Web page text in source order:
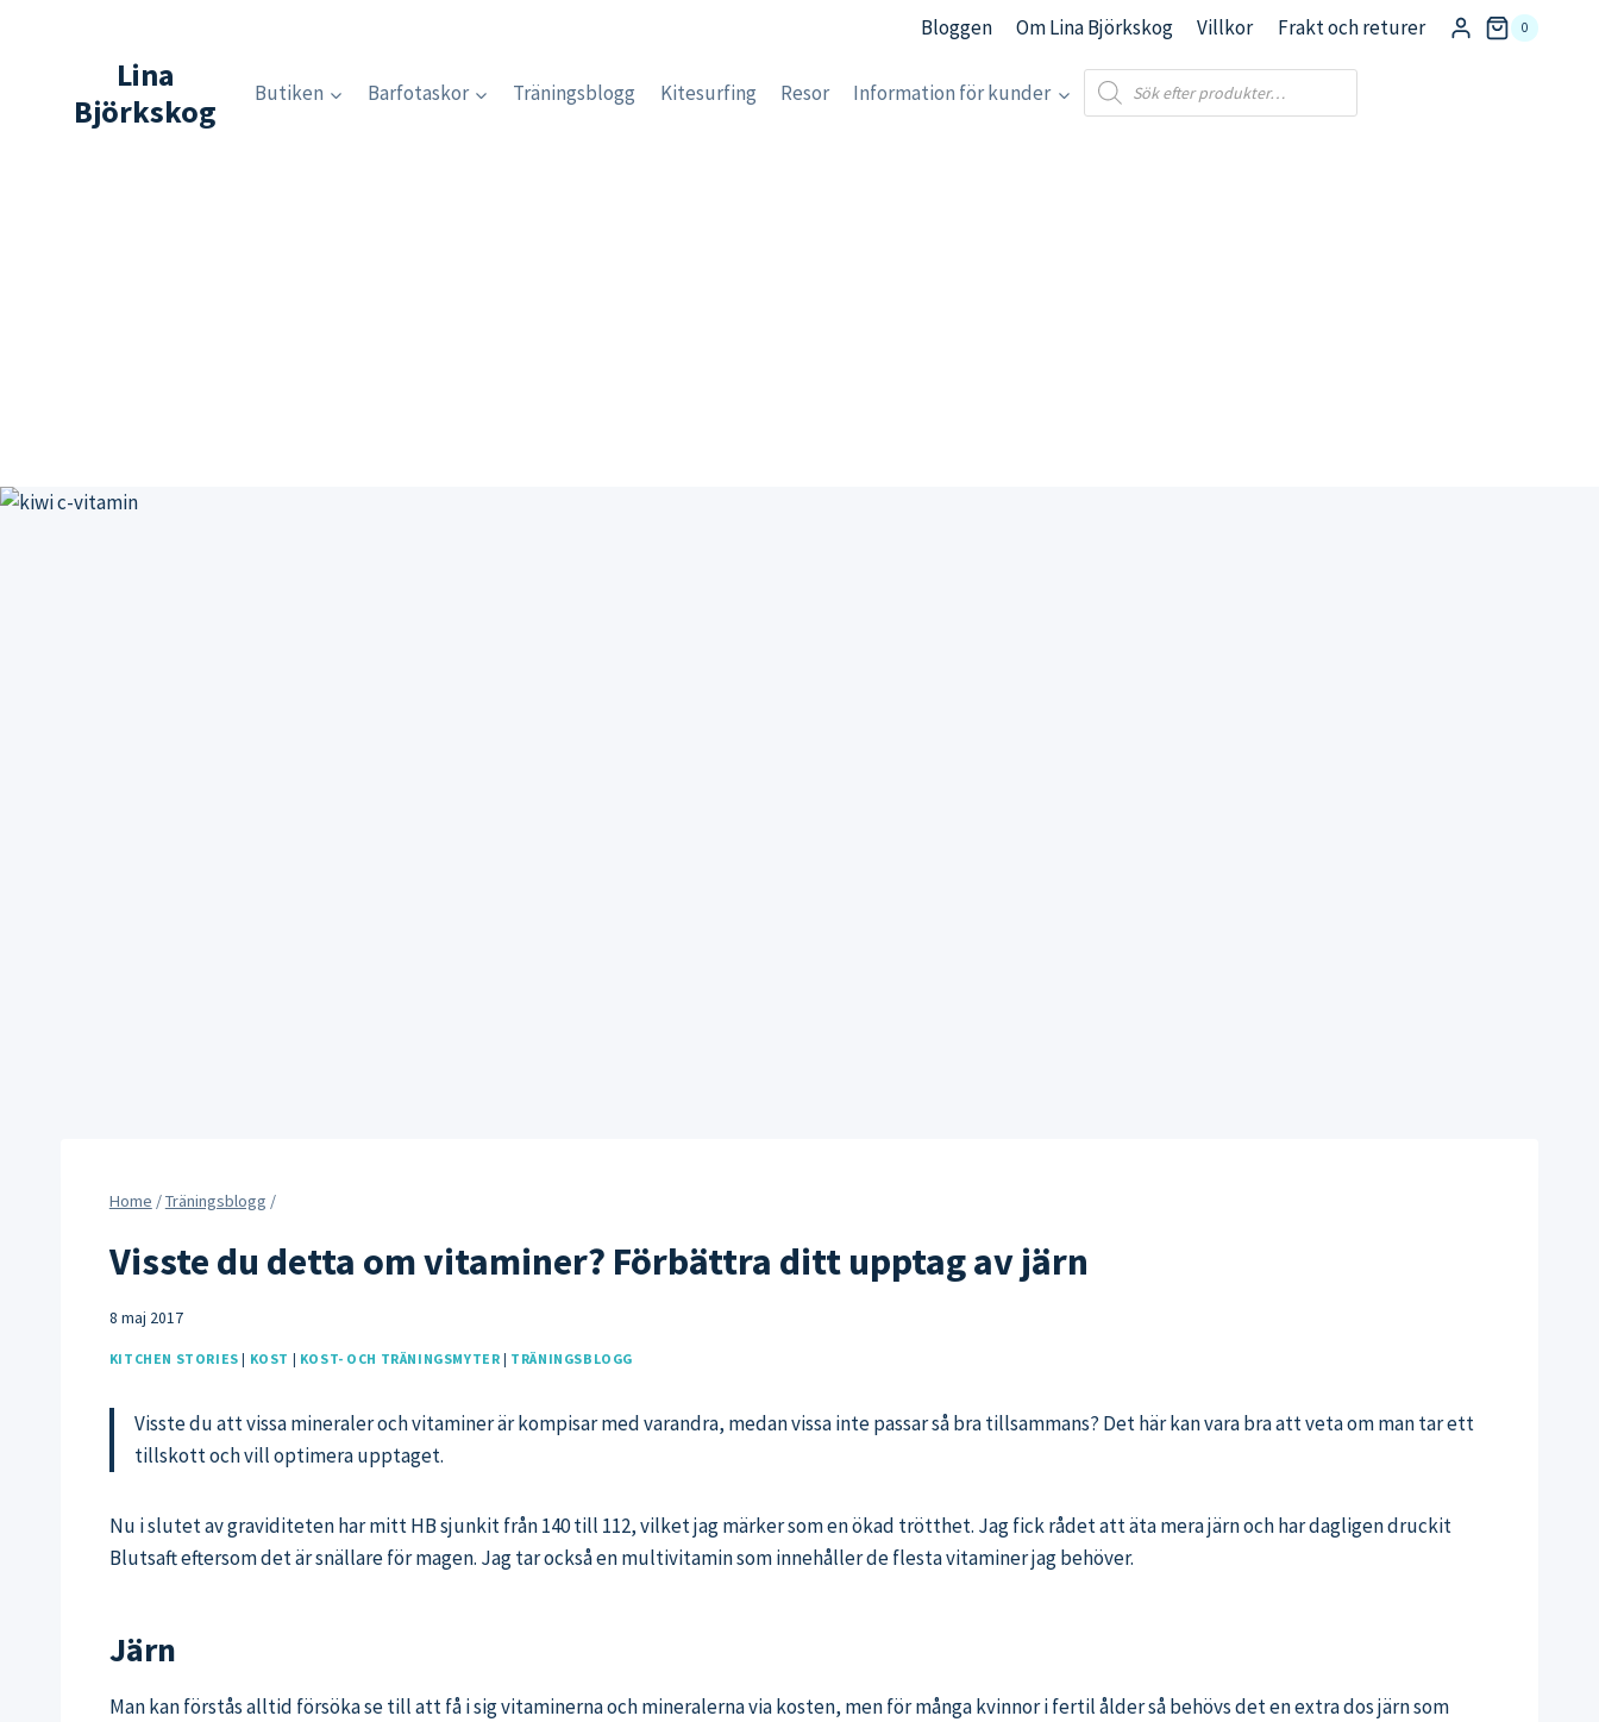
Bloggen Om Lina Björkskog Villkor Frakt och returer 0
Lina
Björkskog
Butiken Barfotaskor Träningsblogg Kitesurfing Resor Information för kunder
Products
search
Home /Träningsblogg /
Visste du detta om vitaminer? Förbättra ditt upptag av järn
8 maj 2017
KITCHEN STORIES | KOST | KOST- OCH TRÄNINGSMYTER | TRÄNINGSBLOGG
Visste du att vissa mineraler och vitaminer är kompisar med varandra, medan vissa inte passar så bra tillsammans? Det här kan vara bra att veta om man tar ett
tillskott och vill optimera upptaget.
Nu i slutet av graviditeten har mitt HB sjunkit från 140 till 112, vilket jag märker som en ökad trötthet. Jag fick rådet att äta mera järn och har dagligen druckit
Blutsaft eftersom det är snällare för magen. Jag tar också en multivitamin som innehåller de flesta vitaminer jag behöver.
Järn
Man kan förstås alltid försöka se till att få i sig vitaminerna och mineralerna via kosten, men för många kvinnor i fertil ålder så behövs det en extra dos järn som